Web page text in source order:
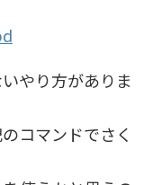
やり方がありま
コマンドでさく